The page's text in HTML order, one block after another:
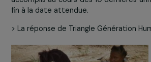
ses 193 pays membres s’est
Développement Durable(ODD).
l’atteinte de l’égalité entre les
l’élimination des pratiques